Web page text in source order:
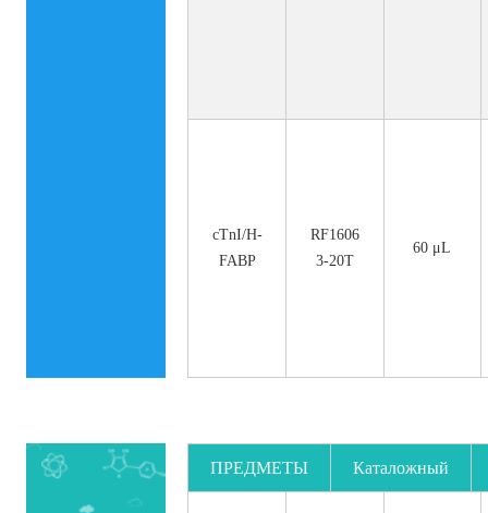
cTnI/H-
FABP
RF1606
3-20T
60 μL
ПРЕДМЕТЫ Каталожный